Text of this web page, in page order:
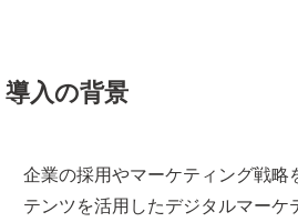
導入の背景
企業の採用やマーケティング戦
テンツを活用したデジタルマー